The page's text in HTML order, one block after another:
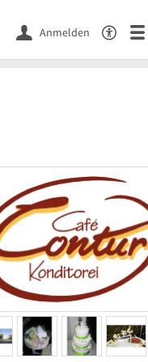
Anmelden